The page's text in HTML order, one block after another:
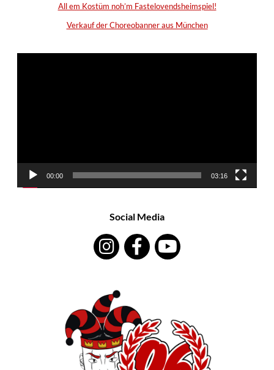
All em Kostüm noh’m Fastelovendsheimspiel!
Verkauf der Choreobanner aus München
00:00 03:16
Social Media